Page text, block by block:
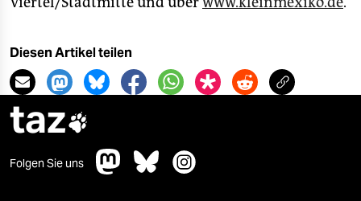
Diesen Artikel teilen
taz
Folgen Sie uns